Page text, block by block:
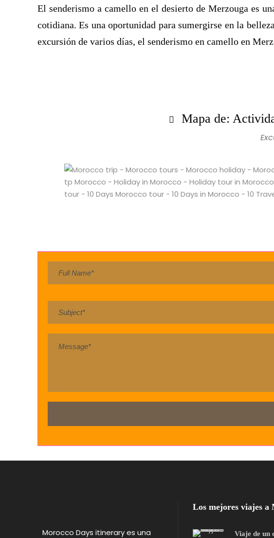
El senderismo a camello en el desierto de Merzouga es
cotidiana. Es una oportunidad para sumergirse en la
excursión de varios días, el senderismo en camello en
Mapa de:
Morocco Days itinerary es una
Los mejores viajes a
Viaje de un